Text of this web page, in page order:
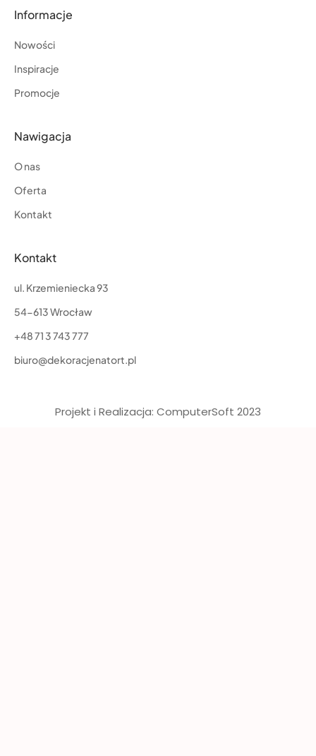
Informacje
Nowości
Inspiracje
Promocje
Nawigacja
O nas
Oferta
Kontakt
Kontakt
ul. Krzemieniecka 93
54-613 Wrocław
+48 71 3 743 777
biuro@dekoracjenatort.pl
Projekt i Realizacja: ComputerSoft 2023